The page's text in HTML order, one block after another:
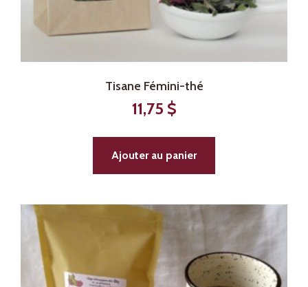
Tisane Fémini-thé
11,75 $
Ajouter au panier